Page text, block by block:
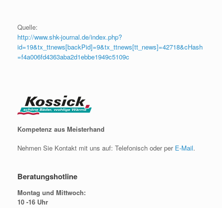
Quelle:
http://www.shk-journal.de/index.php?
id=19&tx_ttnews[backPid]=9&tx_ttnews[tt_news]=42718&cHash
=f4a006fd4363aba2d1ebbe1949c5109c
Kompetenz aus Meisterhand
Nehmen Sie Kontakt mit uns auf: Telefonisch oder per E-Mail.
Beratungshotline
Montag und Mittwoch:
10 -16 Uhr